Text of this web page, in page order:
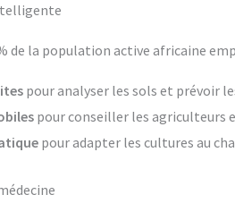
de la population active africaine
pour analyser les sols et prévoir
pour conseiller les agriculteurs
pour adapter les cultures au